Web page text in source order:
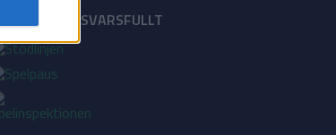
18+ SPELA ANSVARSFULLT